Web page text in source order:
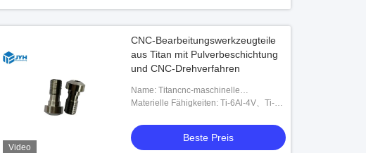
Video
CNC-Bearbeitungswerkzeugteile
aus Titan mit Pulverbeschichtung
und CNC-Drehverfahren
Name: Titancnc-maschinelle
Bearbeitung
Materielle Fähigkeiten: Ti-6Al-4V、Ti-
3、Ti-1023、BT9、BT20、IMI829、
IMI834 oder anpassbar
Beste Preis